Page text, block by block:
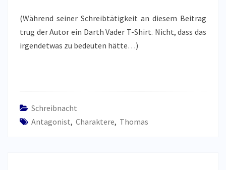
(Während seiner Schreibtätigkeit an diesem Beitrag
trug der Autor ein Darth Vader T-Shirt. Nicht, dass das
irgendetwas zu bedeuten hätte…)
Schreibnacht
Antagonist, Charaktere, Thomas